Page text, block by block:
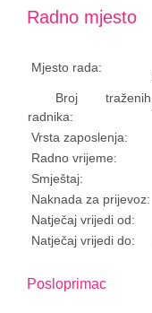
Radno mjesto
Mjesto rada:
Broj traženih
radnika:
Vrsta zaposlenja:
Radno vrijeme:
Smještaj:
Naknada za prijevoz:
Natječaj vrijedi od:
Natječaj vrijedi do:
Posloprimac